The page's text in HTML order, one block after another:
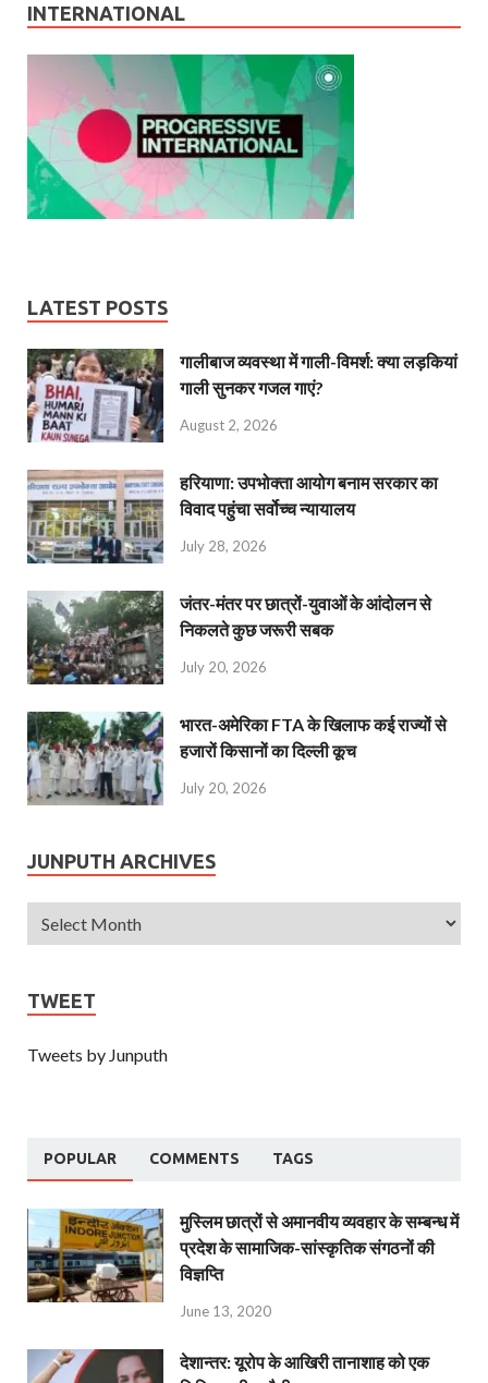
INTERNATIONAL
LATEST POSTS
गालीबाज व्‍यवस्‍था में गाली-विमर्श: क्या लड़कियां
गाली सुनकर गजल गाएं?
August 2, 2026
हरियाणा: उपभोक्ता आयोग बनाम सरकार का
विवाद पहुंचा सर्वोच्च न्यायालय
July 28, 2026
जंतर-मंतर पर छात्रों-युवाओं के आंदोलन से
निकलते कुछ जरूरी सबक
July 20, 2026
भारत-अमेरिका FTA के खिलाफ कई राज्यों से
हजारों किसानों का दिल्ली कूच
July 20, 2026
JUNPUTH ARCHIVES
TWEET
Tweets by Junputh
POPULAR COMMENTS TAGS
मुस्लिम छात्रों से अमानवीय व्यवहार के सम्बन्ध में
प्रदेश के सामाजिक-सांस्कृतिक संगठनों की
विज्ञप्ति
June 13, 2020
देशान्‍तर: यूरोप के आखिरी तानाशाह को एक